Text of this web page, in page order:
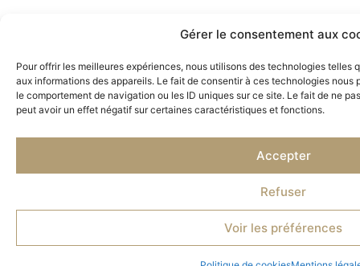
Gérer le consentement aux
Pour offrir les meilleures expériences, nous utilisons des technologies
aux informations des appareils. Le fait de consentir à ces technologies nous
le comportement de navigation ou les ID uniques sur ce site. Le fait de ne
peut avoir un effet négatif sur certaines caractéristiques et fonctions.
Accepter
Refuser
Voir les préférences